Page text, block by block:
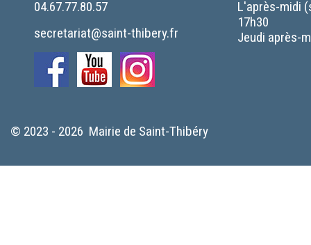
04.67.77.80.57
secretariat@saint-thibery.fr
L'après-midi
17h30
Jeudi après-
© 2023 - 2026 Mairie de Saint-Thibéry